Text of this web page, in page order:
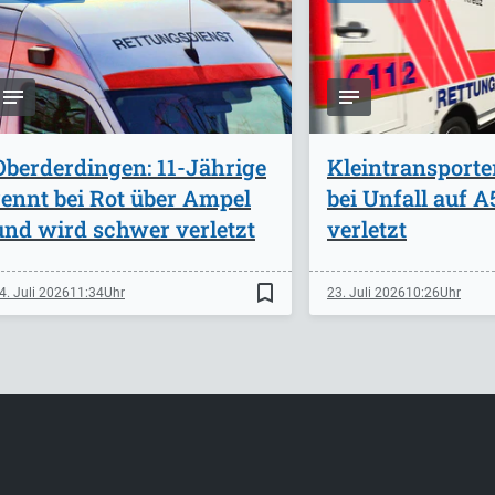
11-Jährige
bei Rot über Ampel
wird schwer verletzt
Juli 202611:34 bookmark_border
bei Unfall auf
verletzt
23. Juli 202610:26